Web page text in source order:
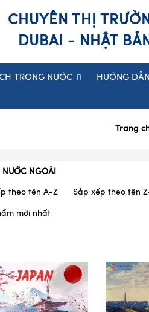
CHUYÊN THỊ
DUBAI - NHẬT
TRONG NƯỚC HƯỚNG
Trang
NƯỚC NGOÀI
theo tên A-Z Sắp xếp theo tên
mới nhất